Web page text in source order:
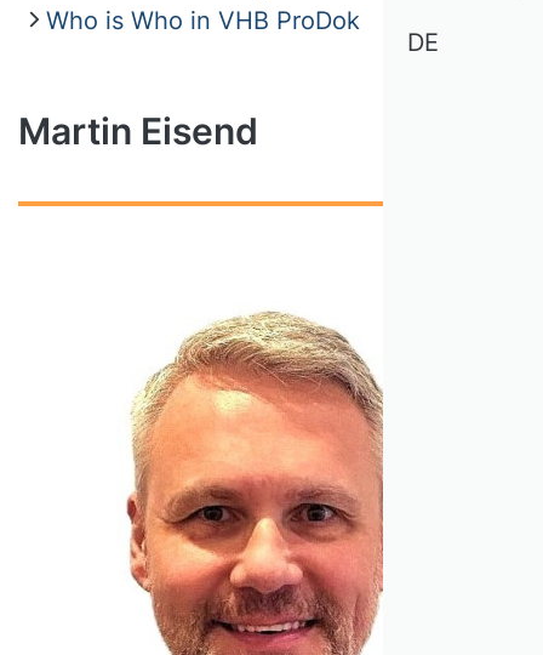
Who is Who in VHB ProDok
Martin Eisend
DE